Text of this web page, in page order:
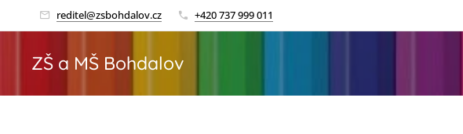
reditel@zsbohdalov.cz +420 737 999 011
ZŠ a MŠ Bohdalov